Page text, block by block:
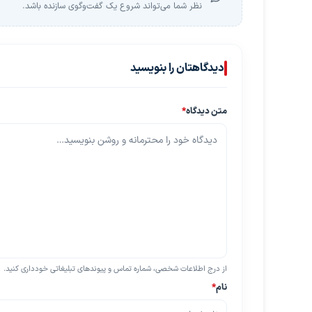
نظر شما می‌تواند شروع یک گفت‌وگوی سازنده باشد.
دیدگاهتان را بنویسید
متن دیدگاه*
از درج اطلاعات شخصی، شماره تماس و پیوندهای تبلیغاتی خودداری کنید.
نام*